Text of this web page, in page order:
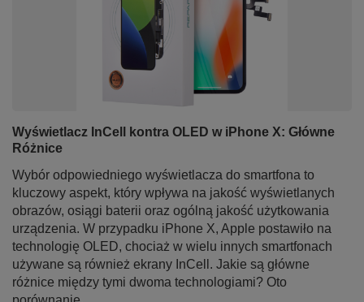
Wyświetlacz InCell kontra OLED w iPhone X: Główne
Różnice
Wybór odpowiedniego wyświetlacza do smartfona to
kluczowy aspekt, który wpływa na jakość wyświetlanych
obrazów, osiągi baterii oraz ogólną jakość użytkowania
urządzenia. W przypadku iPhone X, Apple postawiło na
technologię OLED, chociaż w wielu innych smartfonach
używane są również ekrany InCell. Jakie są główne
różnice między tymi dwoma technologiami? Oto